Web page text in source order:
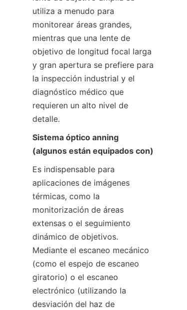
utiliza a menudo para
monitorear áreas grandes,
mientras que una lente de
objetivo de longitud focal larga
y gran apertura se prefiere para
la inspección industrial y el
diagnóstico médico que
requieren un alto nivel de
detalle.
Sistema óptico anning
(algunos están equipados con)
Es indispensable para
aplicaciones de imágenes
térmicas, como la
monitorización de áreas
extensas o el seguimiento
dinámico de objetivos.
Mediante el escaneo mecánico
(como el espejo de escaneo
giratorio) o el escaneo
electrónico (utilizando la
desviación del haz de